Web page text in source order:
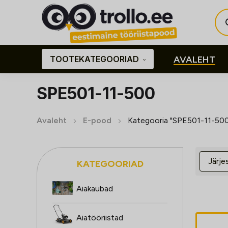
TOOTEKATEGOORIAD AVALEHT
SPE501-11-500
Avaleht E-pood Kategooria "SPE501-11-
KATEGOORIAD
Aiakaubad
Aiatööriistad